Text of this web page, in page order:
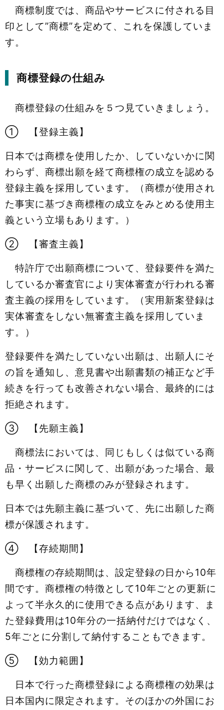
商標制度では、商品やサービスに付される目
印として”商標”を定めて、これを保護していま
す。
商標登録の仕組み
商標登録の仕組みを５つ見ていきましょう。
① 【登録主義】
日本では商標を使用したか、していないかに関
わらず、商標出願を経て商標権の成立を認める
登録主義を採用しています。（商標が使用され
た事実に基づき商標権の成立をみとめる使用主
義という立場もあります。）
② 【審査主義】
特許庁で出願商標について、登録要件を満た
しているか審査官により実体審査が行われる審
査主義の採用をしています。（実用新案登録は
実体審査をしない無審査主義を採用していま
す。）
登録要件を満たしていない出願は、出願人にそ
の旨を通知し、意見書や出願書類の補正など手
続きを行っても改善されない場合、最終的には
拒絶されます。
③ 【先願主義】
商標法においては、同じもしくは似ている商
品・サービスに関して、出願があった場合、最
も早く出願した商標のみが登録されます。
日本では先願主義に基づいて、先に出願した商
標が保護されます。
④ 【存続期間】
商標権の存続期間は、設定登録の日から10年
間です。商標権の特徴として10年ごとの更新に
よって半永久的に使用できる点があります、ま
た登録費用は10年分の一括納付だけではなく、
5年ごとに分割して納付することもできます。
⑤ 【効力範囲】
日本で行った商標登録による商標権の効果は
日本国内に限定されます。そのほかの外国にお